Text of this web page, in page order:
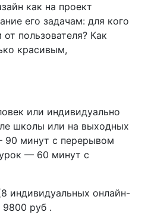
как на проект
его задачам: для кого
пользователя? Как
красивым,
или индивидуально
школы или на выходных
90 минут с перерывом
— 60 минут с
индивидуальных онлайн-
руб .